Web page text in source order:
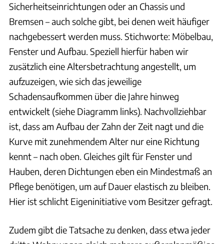
Sicherheitseinrichtungen oder an Chassis und
Bremsen – auch solche gibt, bei denen weit häufiger
nachgebessert werden muss. Stichworte: Möbelbau,
Fenster und Aufbau. Speziell hierfür haben wir
zusätzlich eine Altersbetrachtung angestellt, um
aufzuzeigen, wie sich das jeweilige
Schadensaufkommen über die Jahre hinweg
entwickelt (siehe Diagramm links). Nachvollziehbar
ist, dass am Aufbau der Zahn der Zeit nagt und die
Kurve mit zunehmendem Alter nur eine Richtung
kennt – nach oben. Gleiches gilt für Fenster und
Hauben, deren Dichtungen eben ein Mindestmaß an
Pflege benötigen, um auf Dauer elastisch zu bleiben.
Hier ist schlicht Eigeninitiative vom Besitzer gefragt.
Zudem gibt die Tatsache zu denken, dass etwa jeder